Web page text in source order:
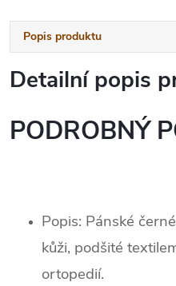
Popis produktu
Detailní popis
PODROBNÝ
Popis: Pánské
kůži, podšité
ortopedií.